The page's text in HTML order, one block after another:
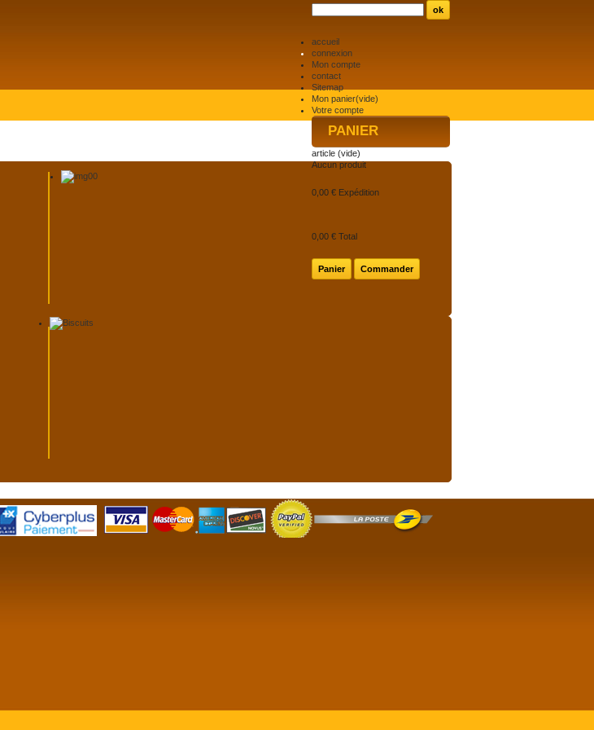
accueil
connexion
Mon compte
contact
Sitemap
Mon panier(vide)
Votre compte
PANIER
article (vide)
Aucun produit
0,00 € Expédition
0,00 € Total
Panier Commander